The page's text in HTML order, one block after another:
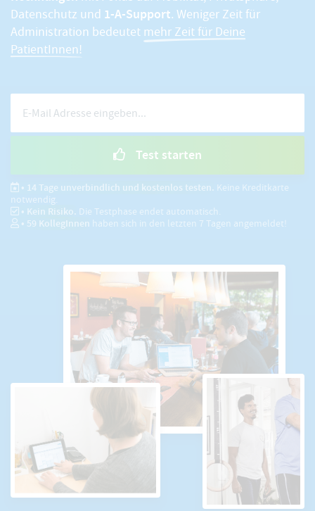
Datenschutz und 1-A-Support. Weniger Zeit für
Administration bedeutet mehr Zeit für Deine
PatientInnen!
Test starten
• 14 Tage unverbindlich und kostenlos testen. Keine Kreditkarte
notwendig.
• Kein Risiko. Die Testphase endet automatisch.
• 59 KollegInnen haben sich in den letzten 7 Tagen angemeldet!